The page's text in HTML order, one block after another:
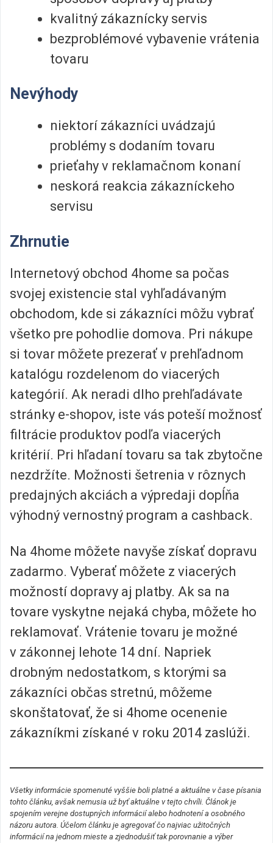
kvalitný zákaznícky servis
bezproblémové vybavenie vrátenia
tovaru
Nevýhody
niektorí zákazníci uvádzajú
problémy s dodaním tovaru
prieťahy v reklamačnom konaní
neskorá reakcia zákazníckeho
servisu
Zhrnutie
Internetový obchod 4home sa počas
svojej existencie stal vyhľadávaným
obchodom, kde si zákazníci môžu vybrať
všetko pre pohodlie domova. Pri nákupe
si tovar môžete prezerať v prehľadnom
katalógu rozdelenom do viacerých
kategórií. Ak neradi dlho prehľadávate
stránky e-shopov, iste vás poteší možnosť
filtrácie produktov podľa viacerých
kritérií. Pri hľadaní tovaru sa tak zbytočne
nezdržíte. Možnosti šetrenia v rôznych
predajných akciách a výpredaji dopĺňa
výhodný vernostný program a cashback.
Na 4home môžete navyše získať dopravu
zadarmo. Vyberať môžete z viacerých
možností dopravy aj platby. Ak sa na
tovare vyskytne nejaká chyba, môžete ho
reklamovať. Vrátenie tovaru je možné
v zákonnej lehote 14 dní. Napriek
drobným nedostatkom, s ktorými sa
zákazníci občas stretnú, môžeme
skonštatovať, že si 4home ocenenie
zákazníkmi získané v roku 2014 zaslúži.
Všetky informácie spomenuté vyššie boli platné a aktuálne v čase písania
tohto článku, avšak nemusia už byť aktuálne v tejto chvíli. Článok je
spojením verejne dostupných informácií alebo hodnotení a osobného
názoru autora. Účelom článku je agregovať čo najviac užitočných
informácií na jednom mieste a zjednodušiť tak porovnanie a výber